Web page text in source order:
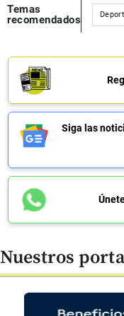
Temas
recomendados
Siga las
Nuestros